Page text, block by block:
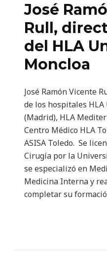
José
Rull,
del HLA
Moncloa
José Ramón Vicente
de los hospitales
(Madrid), HLA
Centro Médico HLA
ASISA Toledo. Se
Cirugía por la
se especializó en
Medicina Interna y
completar su